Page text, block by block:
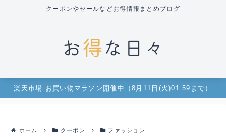
クーポンやセールなどお得情報まとめブログ
楽天市場 お買い物マラソン開催中（8月11日(火)01:59まで）
ホーム クーポン ファッション